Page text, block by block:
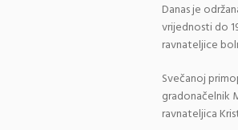
Danas je
vrijednosti do
ravnateljice
Svečanoj
gradonačelnik
ravnateljica